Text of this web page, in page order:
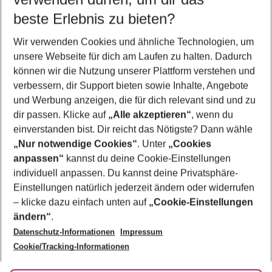
5-8 Nächte
2 Erwachsene Keine Kinder
Mehr Filter anzeigen
Footer
Footer navigation
Über uns
AGB
Bestpreisgarantie
Cookie-Einstellungen ändern
Cookie-Richtlinie
Agenturbetreuung
Barrierefreies Reisen
Folge uns
beste Erlebnis zu bieten?
Wir verwenden Cookies und ähnliche Technologien, um
unsere Webseite für dich am Laufen zu halten. Dadurch
können wir die Nutzung unserer Plattform verstehen und
verbessern, dir Support bieten sowie Inhalte, Angebote
und Werbung anzeigen, die für dich relevant sind und zu
dir passen. Klicke auf „Alle akzeptieren“, wenn du
einverstanden bist. Dir reicht das Nötigste? Dann wähle
„Nur notwendige Cookies“. Unter „Cookies
anpassen“ kannst du deine Cookie-Einstellungen
individuell anpassen. Du kannst deine Privatsphäre-
Einstellungen natürlich jederzeit ändern oder widerrufen
– klicke dazu einfach unten auf „Cookie-Einstellungen
ändern“.
Datenschutz-Informationen
Impressum
Cookie/Tracking-Informationen